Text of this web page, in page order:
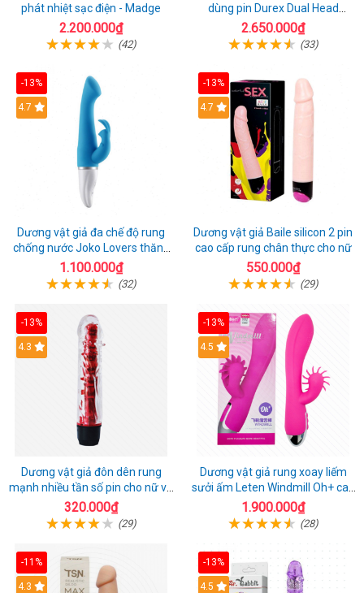
phát nhiệt sạc điện - Madge
2.200.000₫
(42)
dùng pin Durex Dual Head
Pulsing
2.650.000₫
(33)
-13%
Hot
4.7
Dương vật giả đa chế độ rung
chống nước Joko Lovers thăng
hoa
1.100.000₫
(32)
-13%
4.7
Dương vật giả Baile silicon 2 pin
cao cấp rung chân thực cho nữ
550.000₫
(29)
-13%
4.3
Dương vật giả đôn dên rung
mạnh nhiều tần số pin cho nữ và
cặp đôi
320.000₫
(29)
-13%
4.5
Dương vật giả rung xoay liếm
sưởi ấm Leten Windmill Oh+ cao
cấp
1.900.000₫
(28)
-11%
4.3
-13%
4.5